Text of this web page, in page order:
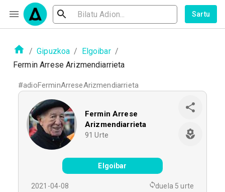
Sartu
/ Gipuzkoa / Elgoibar /
Fermin Arrese Arizmendiarrieta
#adioFerminArreseArizmendiarrieta
Fermin Arrese
Arizmendiarrieta
91 Urte
Elgoibar
2021-04-08 duela 5 urte